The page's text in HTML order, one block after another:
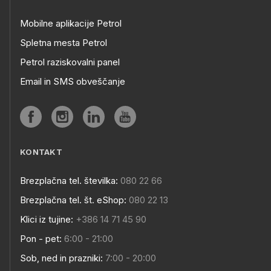
Mobilne aplikacije Petrol
Spletna mesta Petrol
Petrol raziskovalni panel
Email in SMS obveščanje
KONTAKT
Brezplačna tel. številka: 080 22 66
Brezplačna tel. št. eShop: 080 22 13
Klici iz tujine: +386 14 71 45 90
Pon - pet: 6:00 - 21:00
Sob, ned in prazniki: 7:00 - 20:00